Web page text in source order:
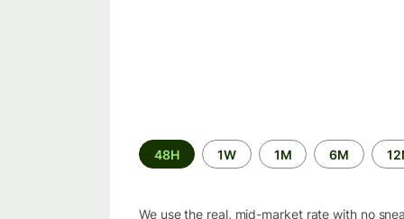
Time
period
48H 1W 1M 6M
We use the real, mid-market rate with no